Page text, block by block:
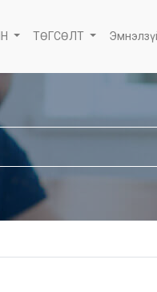
ТӨГСӨЛТ